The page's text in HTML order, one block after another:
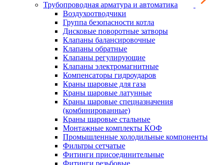
Трубопроводная арматура и автоматика
Воздухоотводчики
Группа безопасности котла
Дисковые поворотные затворы
Клапаны балансировочные
Клапаны обратные
Клапаны регулирующие
Клапаны электромагнитные
Компенсаторы гидроударов
Краны шаровые для газа
Краны шаровые латунные
Краны шаровые спецназначения
(комбинированные)
Краны шаровые стальные
Монтажные комплекты КОФ
Промышленные холодильные компоненты
Фильтры сетчатые
Фитинги присоединительные
Фитинги резьбовые